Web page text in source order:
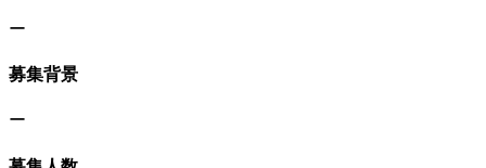
ー
募集背景
ー